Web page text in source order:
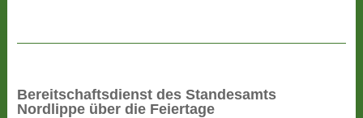
Bereitschaftsdienst des Standesamts
Nordlippe über die Feiertage